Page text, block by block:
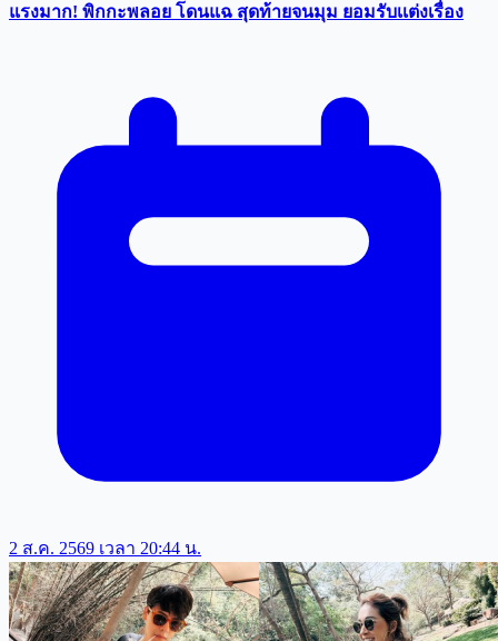
แรงมาก! พิกกะพลอย โดนแฉ สุดท้ายจนมุม ยอมรับเเต่งเรื่อง
2 ส.ค. 2569 เวลา 20:44 น.